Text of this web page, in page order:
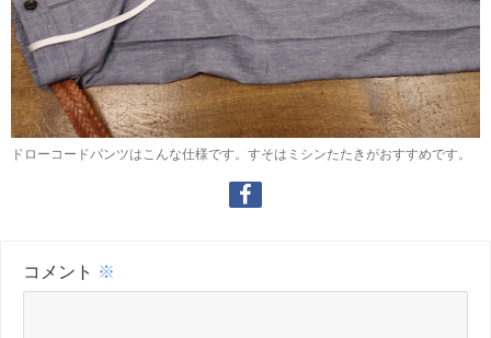
ドローコードパンツはこんな仕様です。すそはミシンたたきがおすすめです。
コメント ※